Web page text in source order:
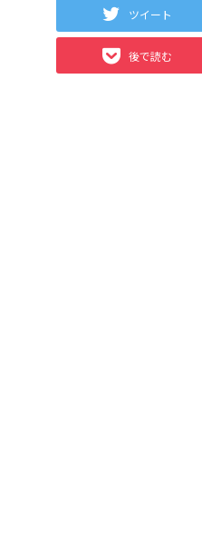
ツイート
後で読む